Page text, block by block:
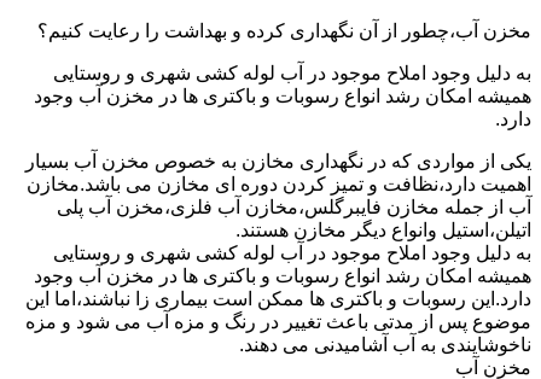
مخزن آب،چطور از آن نگهداری کرده و بهداشت را رعایت کنیم؟
به دلیل وجود املاح موجود در آب لوله کشی شهری و روستایی
همیشه امکان رشد انواع رسوبات و باکتری ها در مخزن آب وجود
دارد.
یکی از مواردی که در نگهداری مخازن به خصوص مخزن آب بسیار
اهمیت دارد،نظافت و تمیز کردن دوره ای مخازن می باشد.مخازن
آب از جمله مخازن فایبرگلس،مخازن آب فلزی،مخزن آب پلی
اتیلن،استیل وانواع دیگر مخازن هستند.
به دلیل وجود املاح موجود در آب لوله کشی شهری و روستایی
همیشه امکان رشد انواع رسوبات و باکتری ها در مخزن آب وجود
دارد.این رسوبات و باکتری ها ممکن است بیماری زا نباشند،اما این
موضوع پس از مدتی باعث تغییر در رنگ و مزه آب می شود و مزه
ناخوشایندی به آب آشامیدنی می دهند.
مخزن آب